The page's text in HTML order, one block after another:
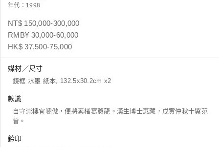
年代：1998
NT$ 150,000-300,000
RMB¥ 30,000-60,000
HK$ 37,500-75,000
媒材／尺寸
鏡框 水墨 紙本, 132.5x30.2cm x2
款識
自守崇樓宜嘯傲，便將素楮寫蔥龍。漢生博士惠藏，戊寅仲秋十翼范
曾。
鈐印